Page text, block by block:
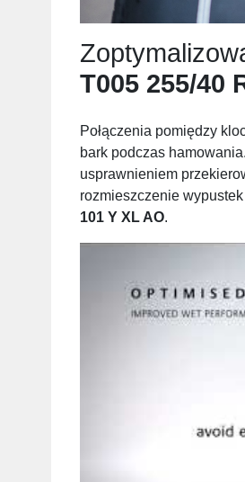
T005 255/40
Połączenia pomiędzy
bark podczas
usprawnieniem
rozmieszczenie
101 Y XL AO.